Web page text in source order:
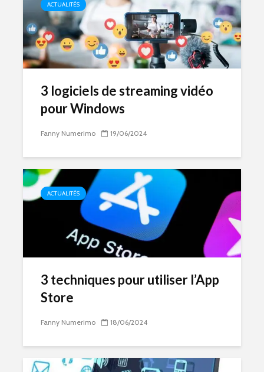
ACTUALITÉS
3 logiciels de streaming vidéo
pour Windows
Fanny Numerimo 19/06/2024
ACTUALITÉS
3 techniques pour utiliser l’App
Store
Fanny Numerimo 18/06/2024